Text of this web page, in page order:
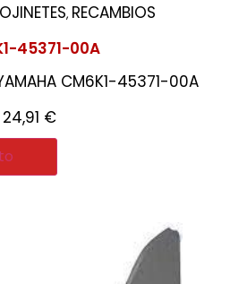
, RECAMBIOS
45371-00A
CM6K1-45371-00A
24,91 €